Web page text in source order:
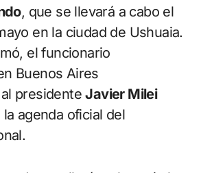
, que se llevará a cabo el
en la ciudad de Ushuaia.
el funcionario
Buenos Aires
presidenteJavier Milei
agenda oficial del